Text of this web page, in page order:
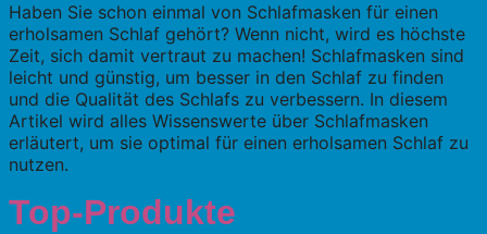
Haben Sie schon einmal von Schlafmasken für einen
erholsamen Schlaf gehört? Wenn nicht, wird es höchste
Zeit, sich damit vertraut zu machen! Schlafmasken sind
leicht und günstig, um besser in den Schlaf zu finden
und die Qualität des Schlafs zu verbessern. In diesem
Artikel wird alles Wissenswerte über Schlafmasken
erläutert, um sie optimal für einen erholsamen Schlaf zu
nutzen.
Top-Produkte